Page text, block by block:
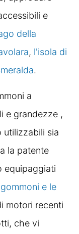
e
della
, l'isola di
.
a
e grandezze ,
utilizzabili sia
la patente
equipaggiati
e le
motori recenti
che vi